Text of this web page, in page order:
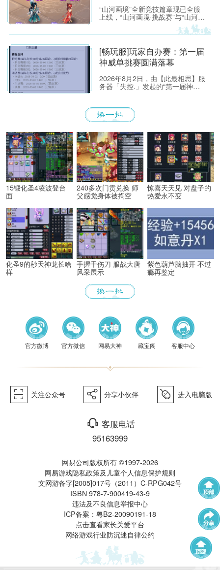
“山河画境”全新竞技篇章现已全服
上线，“山河画境·挑战赛”与“山河画
境·月度英雄榜”两大玩法同步放
出。参与玩法不仅有机会获得特赦
能解锁专属限时称谓、万界通廊摊
位招牌装饰、首领雕像庭院装饰等
限定奖励。
[畅玩服]玩家自办赛：第一届
神威单挑赛圆满落幕
2026年8月2日，由【此最相思】服
务器「失控.」发起的“第一届神威
15锻化圣4凌波登台
面
240多次门贡兑换 师
父感觉身体被掏空
惊喜天天见 对盘子的
热爱永不变
化圣9的秒天神龙长啥
样
手握千伤刀 服战大唐
风采展示
紫色葫芦脑抽开 不过
瘾再鉴定
《梦幻
西游》
电脑版
武神坛 帮派联赛
官方微博 官方微信 网易大神 藏宝阁 客服中心
򰀁 关注公众号 򰀂 分享小伙伴 򰀄 进入电脑版
򰀃 客服电话
95163999
网易公司版权所有 ©1997-2026
网易游戏隐私政策及儿童个人信息保护规则
文网游备字[2005]017号（2011）C-RPG042号
ISBN 978-7-900419-43-9
违法及不良信息举报中心
ICP备案：粤B2-20090191-18
点击查看家长关爱平台
网络游戏行业防沉迷自律公约